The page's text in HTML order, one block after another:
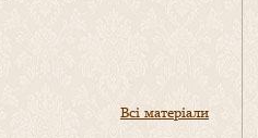
Всі матеріали